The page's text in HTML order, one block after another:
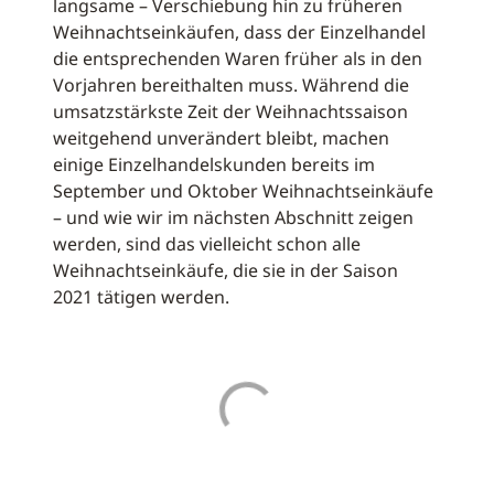
langsame – Verschiebung hin zu früheren
Weihnachtseinkäufen, dass der Einzelhandel
die entsprechenden Waren früher als in den
Vorjahren bereithalten muss. Während die
umsatzstärkste Zeit der Weihnachtssaison
weitgehend unverändert bleibt, machen
einige Einzelhandelskunden bereits im
September und Oktober Weihnachtseinkäufe
– und wie wir im nächsten Abschnitt zeigen
werden, sind das vielleicht schon alle
Weihnachtseinkäufe, die sie in der Saison
2021 tätigen werden.